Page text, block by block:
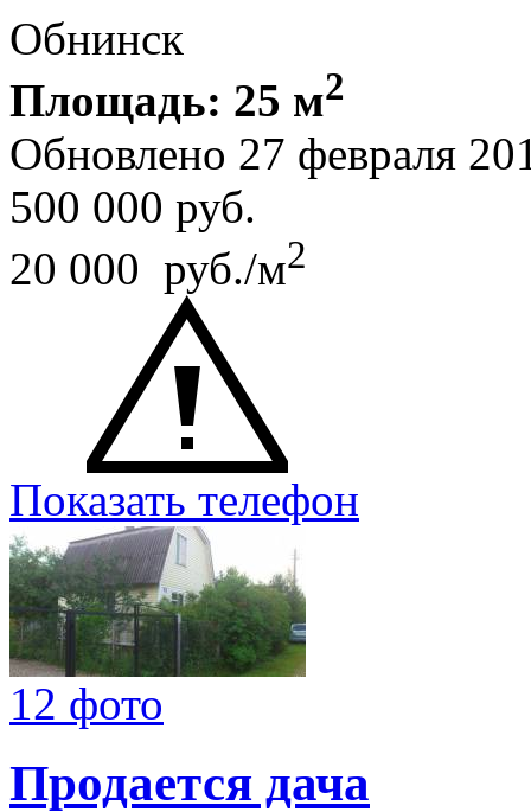
Обнинск
Площадь: 25 м2
Обновлено 27 февраля
500 000 руб.
20 000 руб./м2
Показать телефон
12 фото
Продается дача